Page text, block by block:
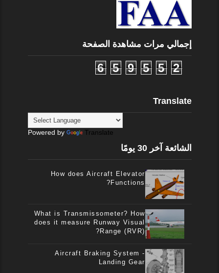
إجمالي مرات مشاهدة الصفحة
6 5 9 5 5 2
Translate
Powered by Translate
الشائعة آخر 30 يومًا
How does Aircraft Elevator
Functions?
What is Transmissometer? How
does it measure Runway Visual
Range (RVR)?
Aircraft Braking System -
Landing Gear